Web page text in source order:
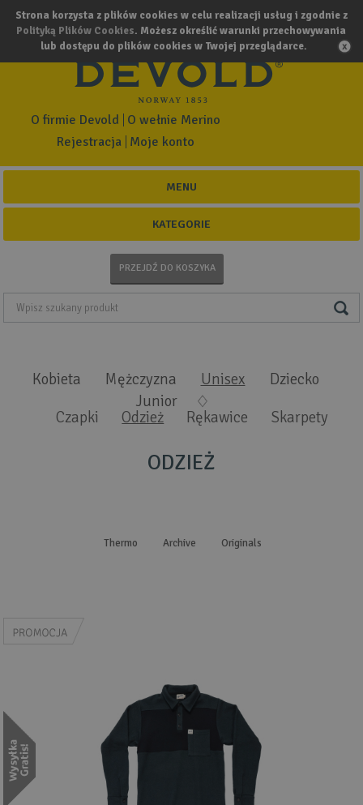
Strona korzysta z plików cookies w celu realizacji usług i zgodnie z
Polityką Plików Cookies. Możesz określić warunki przechowywania
lub dostępu do plików cookies w Twojej przeglądarce.
Rejestracja Moje konto
O firmie Devold O wełnie Merino
MENU
KATEGORIE
PRZEJDŹ DO KOSZYKA
Kobieta Mężczyzna
Unisex
Czapki
Odzież Rękawice Skarpety
Dziecko
Junior
Thermo Archive Originals
ODZIEŻ